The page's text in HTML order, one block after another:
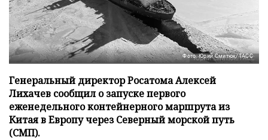
Фото: Юрий Смитюк/ТАСС
Генеральный директор Росатома Алексей
Лихачев сообщил о запуске первого
еженедельного контейнерного маршрута из
Китая в Европу через Северный морской путь
(СМП).